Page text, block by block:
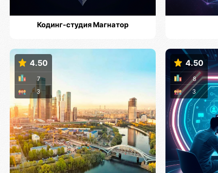
Кодинг-студия Магнатор
4.50
3
7
4.50
3
8